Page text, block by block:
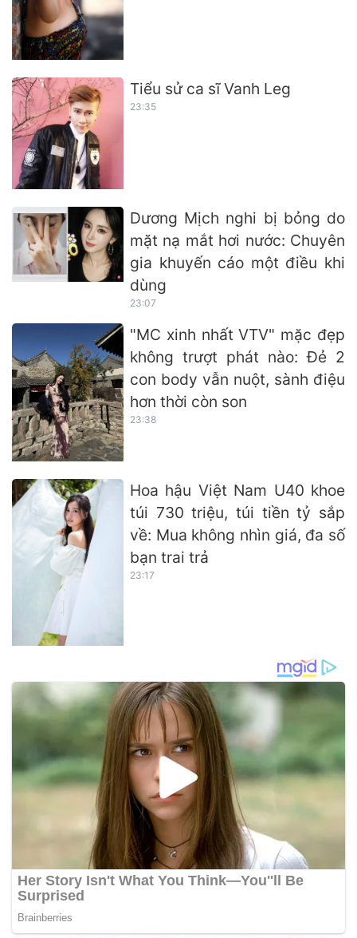
Tiểu sử ca sĩ Vanh Leg
23:35
Dương Mịch nghi bị bỏng do
mặt nạ mắt hơi nước: Chuyên
gia khuyến cáo một điều khi
dùng
23:07
"MC xinh nhất VTV" mặc đẹp
không trượt phát nào: Đẻ 2
con body vẫn nuột, sành điệu
hơn thời còn son
23:38
Hoa hậu Việt Nam U40 khoe
túi 730 triệu, túi tiền tỷ sắp
về: Mua không nhìn giá, đa số
bạn trai trả
23:17